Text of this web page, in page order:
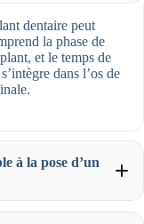
dentaire peut
la phase de
et le temps de
dans l’os de
à la pose d’un